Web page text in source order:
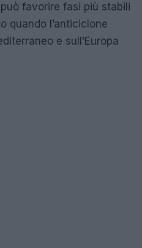
favorire fasi più stabili
quando l’anticiclone
e sull’Europa